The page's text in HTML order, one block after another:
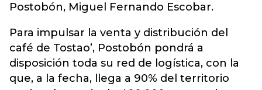
Postobón, Miguel Fernando Escobar.
Para impulsar la venta y distribución del
café de Tostao’, Postobón pondrá a
disposición toda su red de logística, con la
que, a la fecha, llega a 90% del territorio